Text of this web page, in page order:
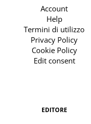
Account
Help
Termini di utilizzo
Privacy Policy
Cookie Policy
Edit consent
EDITORE